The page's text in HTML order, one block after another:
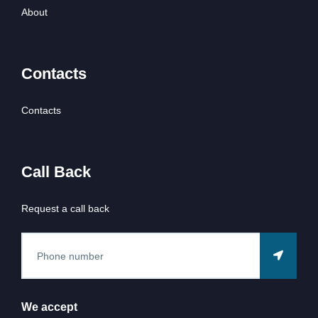
About
Contacts
Contacts
Call Back
Request a call back
We accept